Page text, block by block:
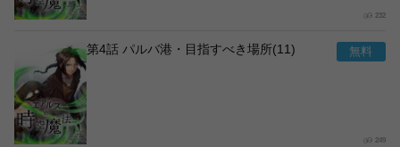
232
第4話 パルバ港・目指すべき場所(11)
249